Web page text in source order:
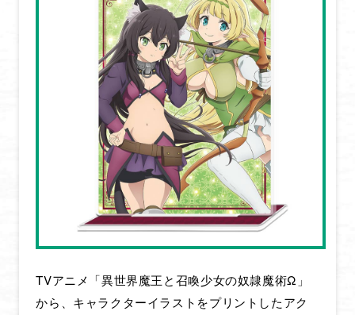
TVアニメ「異世界魔王と召喚少女の奴隷魔術Ω」
から、キャラクターイラストをプリントしたアク